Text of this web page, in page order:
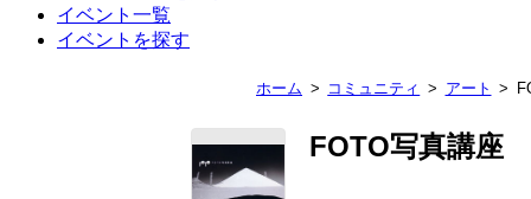
イベント一覧
イベントを探す
ホーム コミュニティ アート
FOTO写真講座